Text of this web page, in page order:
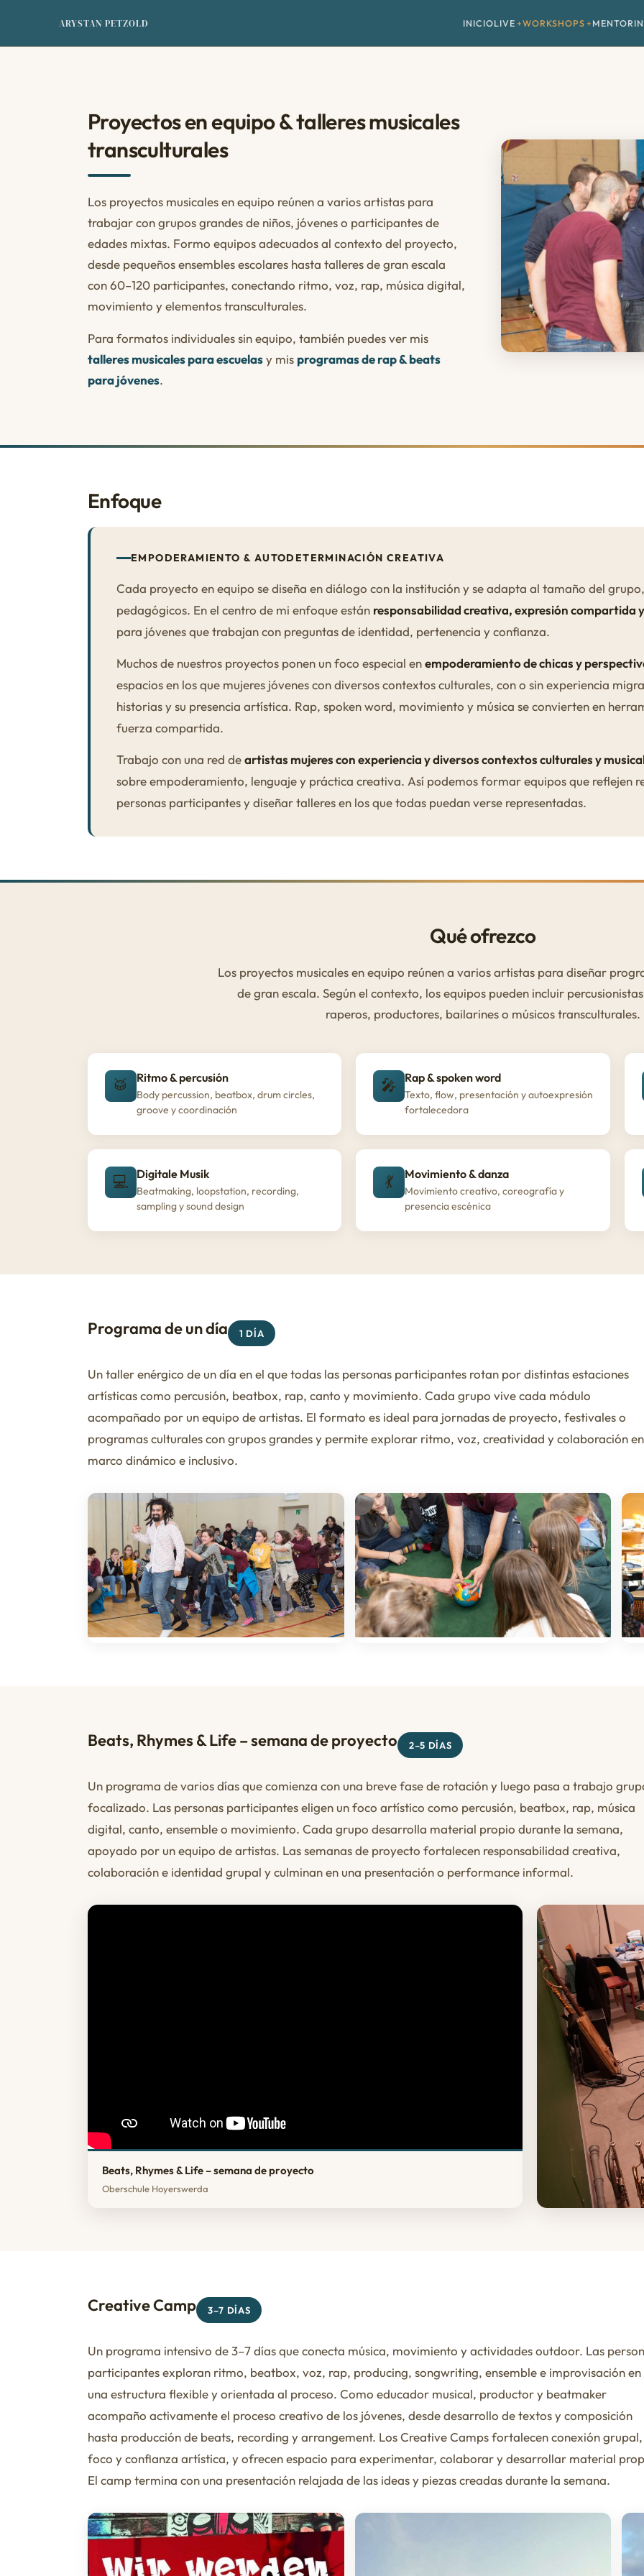
ARYSTAN PETZOLD INICIOLIVE WORKSHOPS
Proyectos en equipo & talleres musicales
transculturales
Los proyectos musicales en equipo reúnen a varios artistas para
trabajar con grupos grandes de niños, jóvenes o participantes de
edades mixtas. Formo equipos adecuados al contexto del proyecto,
desde pequeños ensembles escolares hasta talleres de gran escala
con 60–120 participantes, conectando ritmo, voz, rap, música digital,
movimiento y elementos transculturales.
Para formatos individuales sin equipo, también puedes ver mis
talleres musicales para escuelasy mis programas de rap & beats
para jóvenes.
Enfoque
EMPODERAMIENTO & AUTODETERMINACIÓN CREATIVA
Cada proyecto en equipo se diseña en diálogo con la institución y se adapta al tamaño del
pedagógicos. En el centro de mi enfoque están responsabilidad creativa, expresión compartida
para jóvenes que trabajan con preguntas de identidad, pertenencia y confianza.
Muchos de nuestros proyectos ponen un foco especial enempoderamiento de chicas y
espacios en los que mujeres jóvenes con diversos contextos culturales, con o sin experiencia
historias y su presencia artística. Rap, spoken word, movimiento y música se convierten en
fuerza compartida.
Trabajo con una red deartistas mujeres con experiencia y diversos contextos culturales y
sobre empoderamiento, lenguaje y práctica creativa. Así podemos formar equipos que reflejen
personas participantes y diseñar talleres en los que todas puedan verse representadas.
Qué ofrezco
Los proyectos musicales en equipo reúnen a varios artistas para diseñar
de gran escala. Según el contexto, los equipos pueden incluir
raperos, productores, bailarines o músicos transculturales.
🥁 Ritmo & percusión
Body percussion, beatbox, drum circles,
groove y coordinación
🎤 Rap & spoken word
Texto, flow, presentación y autoexpresión
fortalecedora
💻 Digitale Musik
Beatmaking, loopstation, recording,
sampling y sound design
💃 Movimiento & danza
Movimiento creativo, coreografía y
presencia escénica
Programa de un día 1 DÍA
Un taller enérgico de un día en el que todas las personas participantes rotan por distintas estaciones
artísticas como percusión, beatbox, rap, canto y movimiento. Cada grupo vive cada módulo
acompañado por un equipo de artistas. El formato es ideal para jornadas de proyecto, festivales o
programas culturales con grupos grandes y permite explorar ritmo, voz, creatividad y colaboración
marco dinámico e inclusivo.
Beats, Rhymes & Life – semana de proyecto 2–5 DÍAS
Un programa de varios días que comienza con una breve fase de rotación y luego pasa a trabajo
focalizado. Las personas participantes eligen un foco artístico como percusión, beatbox, rap, música
digital, canto, ensemble o movimiento. Cada grupo desarrolla material propio durante la semana,
apoyado por un equipo de artistas. Las semanas de proyecto fortalecen responsabilidad creativa,
colaboración e identidad grupal y culminan en una presentación o performance informal.
Beats, Rhymes & Life – semana de proyecto
Oberschule Hoyerswerda
Creative Camp 3–7 DÍAS
Un programa intensivo de 3–7 días que conecta música, movimiento y actividades outdoor. Las
participantes exploran ritmo, beatbox, voz, rap, producing, songwriting, ensemble e improvisación en
una estructura flexible y orientada al proceso. Como educador musical, productor y beatmaker
acompaño activamente el proceso creativo de los jóvenes, desde desarrollo de textos y composición
hasta producción de beats, recording y arrangement. Los Creative Camps fortalecen conexión grupal,
foco y confianza artística, y ofrecen espacio para experimentar, colaborar y desarrollar material
El camp termina con una presentación relajada de las ideas y piezas creadas durante la semana.